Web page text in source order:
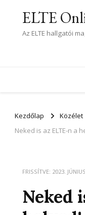
ELTE
Az ELTE hallgatói
Kezdőlap
Közélet
Neked is az ELTE-n a
FRISSÍTVE: 2023.
Neked